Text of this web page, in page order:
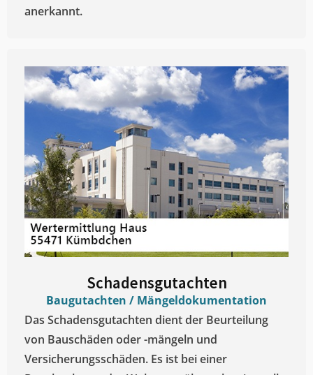
anerkannt.
Schadensgutachten
Baugutachten / Mängeldokumentation
Das Schadensgutachten dient der Beurteilung
von Bauschäden oder -mängeln und
Versicherungsschäden. Es ist bei einer